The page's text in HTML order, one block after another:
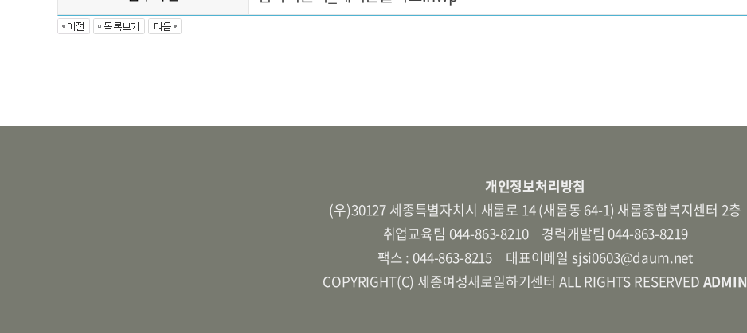
개인정보처리방침
(우)30127 세종특별자치시 새롬로 14 (새롬동 64-1) 새롬종합복지센터 2층
취업교육팀 044-863-8210 경력개발팀 044-863-8219
팩스 : 044-863-8215 대표이메일 sjsi0603@daum.net
COPYRIGHT(C) 세종여성새로일하기센터 ALL RIGHTS RESERVED ADMIN